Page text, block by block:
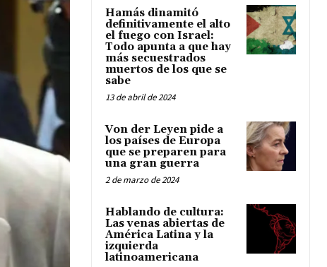
Hamás dinamitó
definitivamente el alto
el fuego con Israel:
Todo apunta a que hay
más secuestrados
muertos de los que se
sabe
13 de abril de 2024
Von der Leyen pide a
los países de Europa
que se preparen para
una gran guerra
2 de marzo de 2024
Hablando de cultura:
Las venas abiertas de
América Latina y la
izquierda
latinoamericana